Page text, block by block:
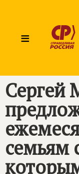
≡
Сергей
семьям